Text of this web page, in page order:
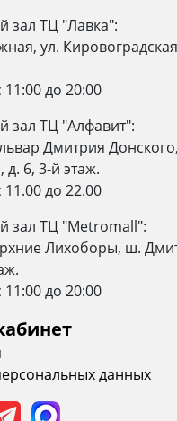
данных
зал ТЦ "Лавка":
ул.
до 20:00
зал ТЦ "Алфавит":
Дмитрия
д. 6, 3-й этаж.
до 22.00
зал ТЦ "Metromall":
Лихоборы, ш.
до 20:00